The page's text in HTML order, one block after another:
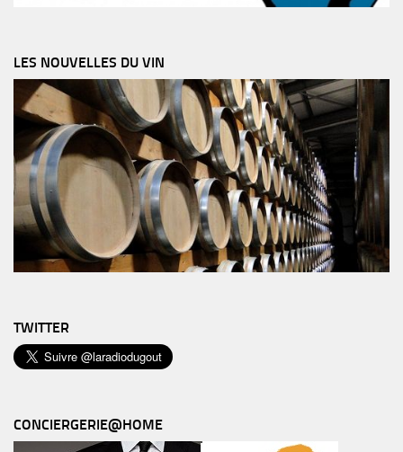
LES NOUVELLES DU VIN
TWITTER
CONCIERGERIE@HOME